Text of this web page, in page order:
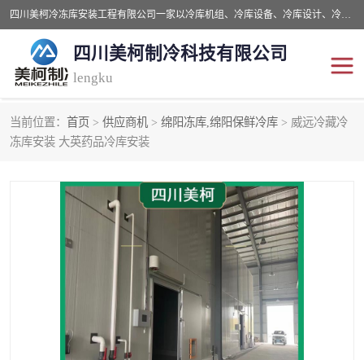
四川美柯冷冻库安装工程有限公司一家以冷库机组、冷库设备、冷库设计、冷冻库设备销售、冷库安装、冻库安装价格及技术服务为一体的综合企业，咨询热线：同等设备材料优惠10% 。公司各种类型安装组合式冷库、冷冻库、冷藏库、气调保鲜库、并提供成套设备供应、安装与调试、维护与维修、技术咨询、操作维修人员技术培训等
四川美柯制冷科技有限公司
lengku
当前位置： 首页 > 供应商机 > 绵阳冻库,绵阳保鲜冷库 > 威远冷藏冷
冻库安装 大英药品冷库安装
冷库安装，冷库价格
成都冻库，成都冻库价格 绵阳冻库,绵阳保鲜冷库
德阳冻库安装，德阳冷库 广元冻库安装,广元冻库造
南充冻库设计,南充冻库安 遂宁冻库
资阳冻库，资阳冻库安装 泸州冻库，泸州冷库
乐山冻库,乐山保鲜冷库 自贡冻库组装